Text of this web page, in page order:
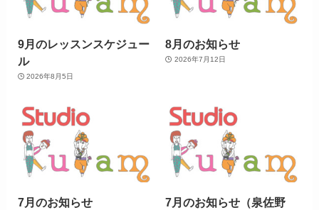
9月のレッスンスケジュー
ル
2026年8月5日
8月のお知らせ
2026年7月12日
7月のお知らせ
7月のお知らせ（泉佐野